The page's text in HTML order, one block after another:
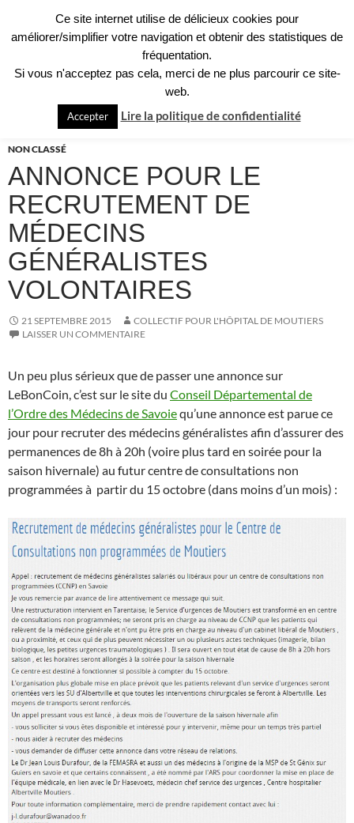
contenu
Collectif pour l'Hôpital de Moûtiers
Recherche
NON CLASSÉ
ANNONCE POUR LE
RECRUTEMENT DE
MÉDECINS
GÉNÉRALISTES
VOLONTAIRES
21 SEPTEMBRE 2015
COLLECTIF POUR L'HÔPITAL DE MOUTIERS
LAISSER UN COMMENTAIRE
Un peu plus sérieux que de passer une annonce sur
LeBonCoin, c’est sur le site du Conseil Départemental de
l’Ordre des Médecins de Savoiequ’une annonce est parue ce
jour pour recruter des médecins généralistes afin d’assurer des
permanences de 8h à 20h (voire plus tard en soirée pour la
saison hivernale) au futur centre de consultations non
programmées à partir du 15 octobre (dans moins d’un mois) :
Ce site internet utilise de délicieux cookies pour
améliorer/simplifier votre navigation et obtenir des statistiques de
fréquentation.
Si vous n'acceptez pas cela, merci de ne plus parcourir ce site-
web.
Accepter Lire la politique de confidentialité